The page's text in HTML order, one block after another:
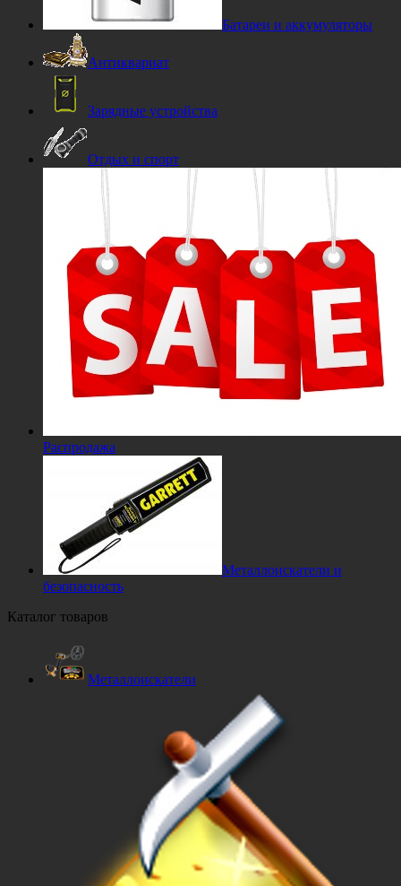
Батареи и аккумуляторы
Антиквариат
Зарядные устройства
Отдых и спорт
Распродажа
Металлоискатели и
безопасность
Каталог товаров
Металлоискатели